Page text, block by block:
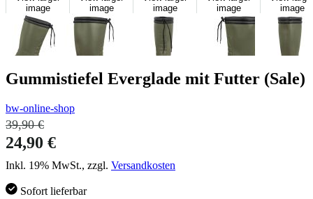
image
image
image
image
image
Gummistiefel Everglade mit Futter (Sale)
bw-online-shop
39,90 €
24,90 €
Inkl. 19% MwSt., zzgl. Versandkosten
Sofort lieferbar